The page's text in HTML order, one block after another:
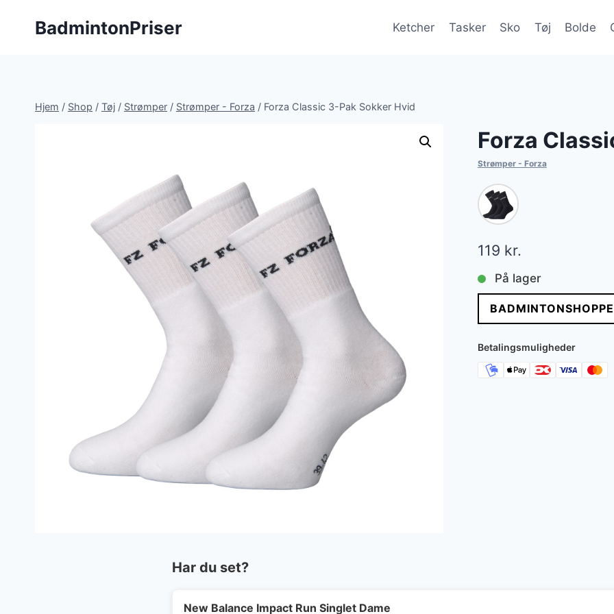
BadmintonPriser Ketcher Tasker Sko Tøj Bolde
Hjem / Shop / Tøj / Strømper / Strømper - Forza / Forza Classic 3-Pak Sokker Hvid
Forza
Strømper - Forza
119 kr.
På lager
Betalingsmuligheder
Har du set?
New Balance Impact Run Singlet Dame